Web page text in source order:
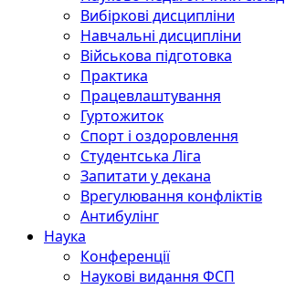
Вибіркові дисципліни
Навчальні дисципліни
Військова підготовка
Практика
Працевлаштування
Гуртожиток
Спорт і оздоровлення
Студентська Ліга
Запитати у декана
Врегулювання конфліктів
Антибулінг
Наука
Конференції
Наукові видання ФСП